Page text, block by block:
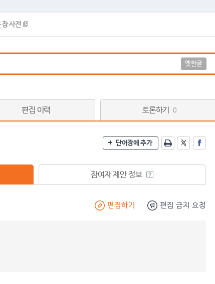
창 사전
옛한글
편집 이력 토론하기 0
단어장에 추가
참여자 제안 정보
편집하기 편집 금지 요청